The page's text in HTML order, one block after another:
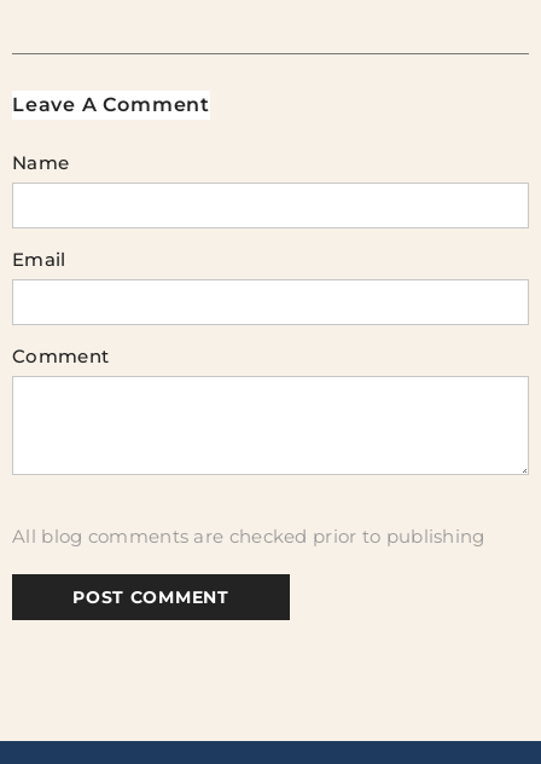
Leave A Comment
Name
Email
Comment
All blog comments are checked prior to publishing